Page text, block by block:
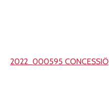
2022_000595 CONCESSIÖ